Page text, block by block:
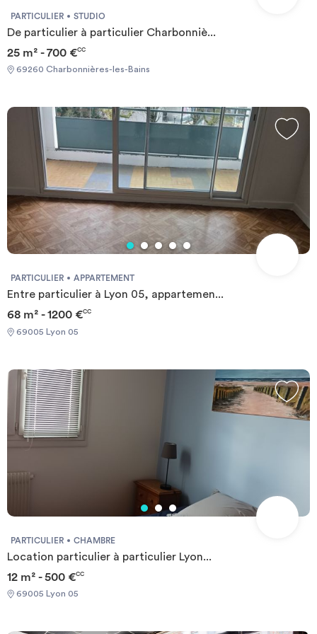
compris) Required documents: - Financial guarantee - Identity
Card - Reason for impermanence Documents requis: - Garanties
PARTICULIER STUDIO
De particulier à particulier Charbonniè...
25 m² - 700 €CC
69260 Charbonnières-les-Bains
PARTICULIER APPARTEMENT
Entre particulier à Lyon 05, appartemen...
68 m² - 1200 €CC
69005 Lyon 05
PARTICULIER CHAMBRE
Location particulier à particulier Lyon...
12 m² - 500 €CC
69005 Lyon 05